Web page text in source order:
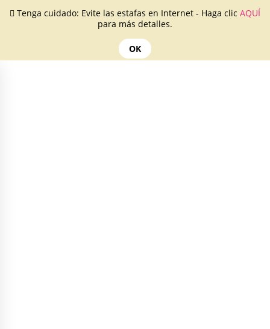
Tenga cuidado: Evite las estafas en Internet - Haga clic AQUÍ
para más detalles.
OK